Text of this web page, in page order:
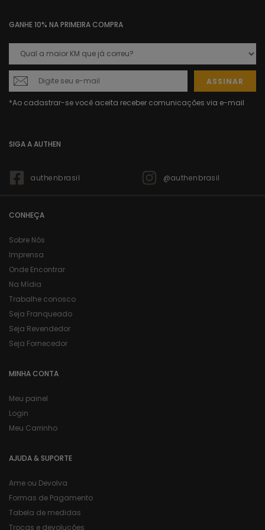
GANHE 10% NA PRIMEIRA COMPRA
ASSINAR
SIGA A AUTHEN
authenbrasil @authenbrasil
CONHEÇA
Sobre Nós
Imprensa
Onde Encontrar
Na Mídia
Trabalhe conosco
Seja Franqueado
Seja Revendedor
Seja Fornecedor
MINHA CONTA
Meu painel
Login
Meu Carrinho
AJUDA & SUPORTE
Ame ou Devolva
Formas de Pagamento
Tabela de medidas
Trocas e devoluções